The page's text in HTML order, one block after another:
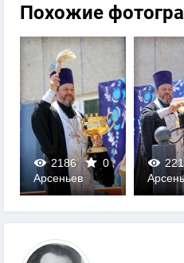
Похожие
2186
0
0
Арсеньев
0